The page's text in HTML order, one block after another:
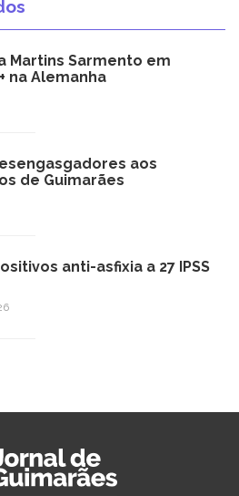
Martins Sarmento em
na Alemanha
aos
de Guimarães
anti-asfixia a 27 IPSS